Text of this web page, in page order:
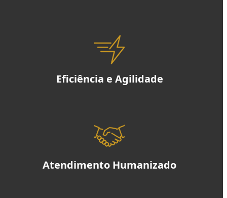
Eficiência e Agilidade
Atendimento Humanizado